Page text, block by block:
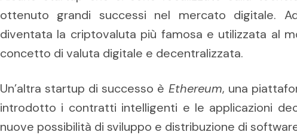
ottenuto grandi successi nel mercato digitale.
diventata la criptovaluta più famosa e utilizzata al
concetto di valuta digitale e decentralizzata.
Un’altra startup di successo è Ethereum, una
introdotto i contratti intelligenti e le applicazioni
nuove possibilità di sviluppo e distribuzione di